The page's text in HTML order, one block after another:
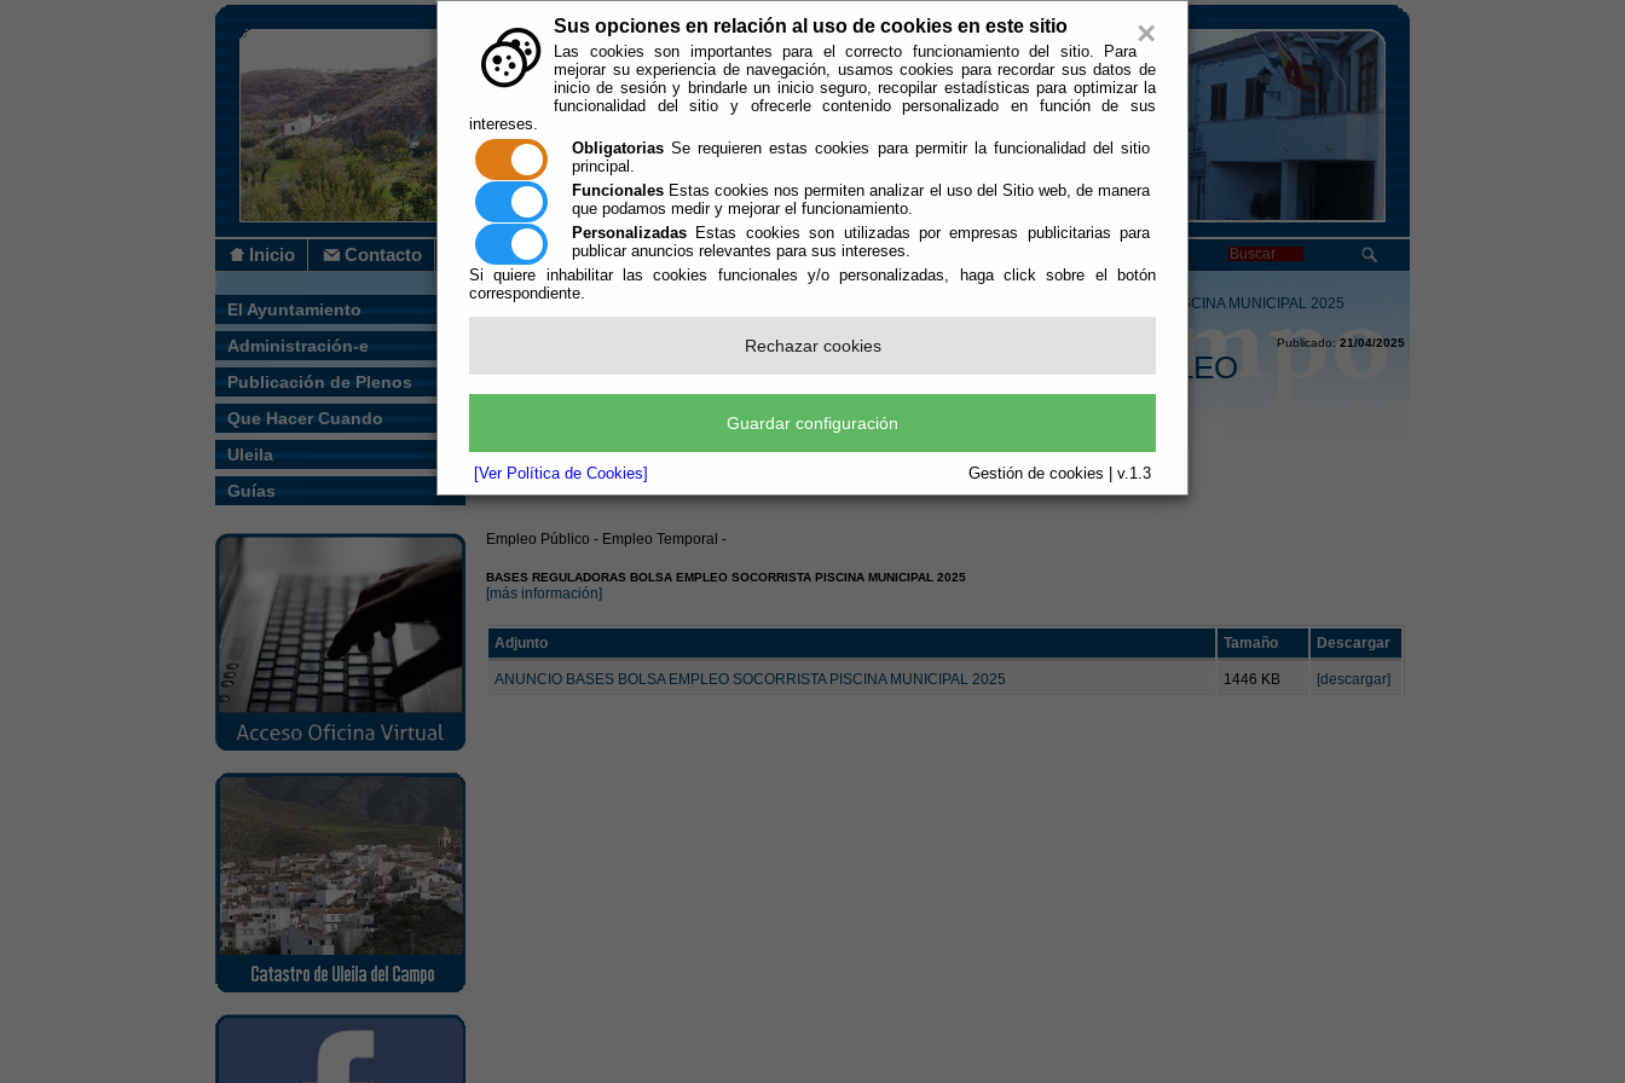
×
Sus opciones en relación al uso de cookies en este sitio
Las cookies son importantes para el correcto funcionamiento del sitio. Para
mejorar su experiencia de navegación, usamos cookies para recordar sus datos de
inicio de sesión y brindarle un inicio seguro, recopilar estadísticas para optimizar la
funcionalidad del sitio y ofrecerle contenido personalizado en función de sus
intereses.
Obligatorias Se requieren estas cookies para permitir la funcionalidad del sitio
principal.
Funcionales Estas cookies nos permiten analizar el uso del Sitio web, de manera
que podamos medir y mejorar el funcionamiento.
Personalizadas Estas cookies son utilizadas por empresas publicitarias para
publicar anuncios relevantes para sus intereses.
Si quiere inhabilitar las cookies funcionales y/o personalizadas, haga click sobre el botón
correspondiente.
Rechazar cookies
Guardar configuración
[Ver Política de Cookies] Gestión de cookies | v.1.3
Inicio Contacto
El Ayuntamiento
Administración-e
Publicación de Plenos
Que Hacer Cuando
Uleila
Guías
Usted se encuentra aquí: ANUNCIO BASES REGULADORAS BOLSA EMPLEO SOCORRISTAS PISCINA MUNICIPAL 2025
ANUNCIO BASES REGULADORAS BOLSA EMPLEO
SOCORRISTAS PISCINA MUNICIPAL 2025
Ayuntamiento de Uleila del Campo
Secretaría
Empleo Público - Empleo Temporal -
Publicado: 21/04/2025
BASES REGULADORAS BOLSA EMPLEO SOCORRISTA PISCINA MUNICIPAL 2025
[más información]
Adjunto Tamaño Descargar
ANUNCIO BASES BOLSA EMPLEO SOCORRISTA PISCINA MUNICIPAL 2025 1446 KB [descargar]